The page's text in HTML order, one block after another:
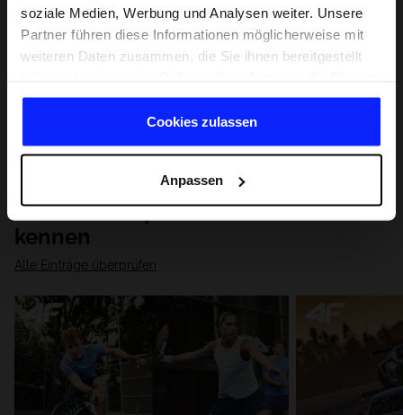
soziale Medien, Werbung und Analysen weiter. Unsere
Partner führen diese Informationen möglicherweise mit
weiteren Daten zusammen, die Sie ihnen bereitgestellt
gesammelt haben.
Cookies zulassen
Anpassen
Lernen Sie Sport von Grund auf
kennen
Alle Einträge überprüfen